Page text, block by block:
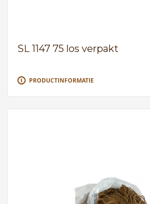
SL 1147 75 los verpakt
PRODUCTINFORMATIE